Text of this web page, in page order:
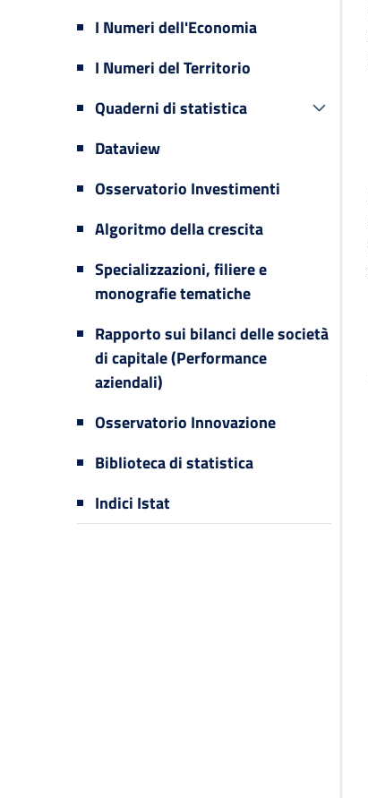
I Numeri dell'Economia
I Numeri del Territorio
Quaderni di statistica
Dataview
Osservatorio Investimenti
Algoritmo della crescita
Specializzazioni, filiere e
monografie tematiche
Rapporto sui bilanci delle società
di capitale (Performance
aziendali)
Osservatorio Innovazione
Biblioteca di statistica
Indici Istat